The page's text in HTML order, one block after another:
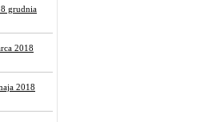
grudnia
2018
2018